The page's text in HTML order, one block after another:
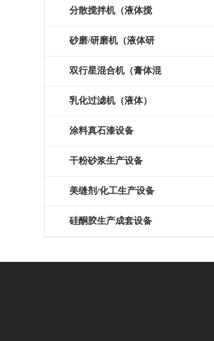
分散搅拌机（液体搅
拌）
砂磨/研磨机（液体研
磨）
双行星混合机（膏体混
拌）
乳化过滤机（液体）
涂料真石漆设备
干粉砂浆生产设备
美缝剂/化工生产设备
硅酮胶生产成套设备